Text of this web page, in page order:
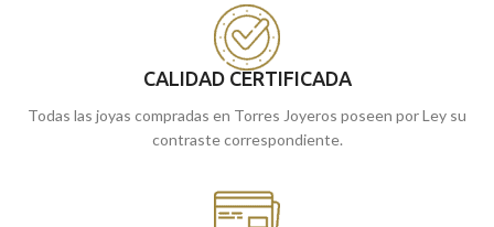
precioso tallado junto a terminación
Recógela en nuestras tiendas de
enviamos a casa.
Puedes encontrarla en nuestras
tiendas de Málaga, o si lo prefieres,
puedes encargarla online y te la
enviamos a casa.
CALIDAD CERTIFICADA
Todas las joyas compradas en Torres Joyeros poseen por Ley su
contraste correspondiente.